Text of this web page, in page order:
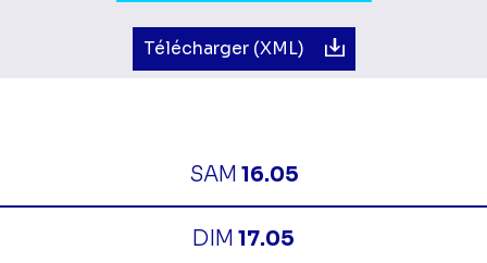
Télécharger (XML)
SAM 16.05
DIM 17.05